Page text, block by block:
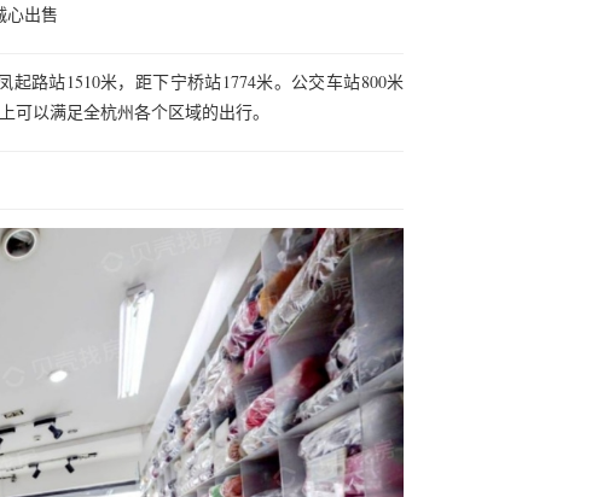
心出售
路站1510米，距下宁桥站1774米。公交车站800米
可以满足全杭州各个区域的出行。